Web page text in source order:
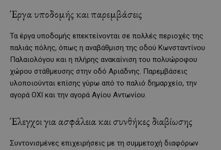
Έργα υποδομής και παρεμβάσεις
Τα έργα υποδομής επεκτείνονται σε πολλές περιοχές της
παλιάς πόλης, όπως η αναβάθμιση της οδού Κωνσταντίνου
Παλαιολόγου και η πλήρης ανακαίνιση του πολυώροφου
χώρου στάθμευσης στην οδό Αριάδνης. Παρεμβάσεις
υλοποιούνται επίσης γύρω από το παλιό δημαρχείο, την
αγορά ΟΧΙ και την αγορά Αγίου Αντωνίου.
Έλεγχοι για ασφάλεια και συνθήκες διαβίωσης
Συντονισμένες επιχειρήσεις με τη συμμετοχή διαφόρων